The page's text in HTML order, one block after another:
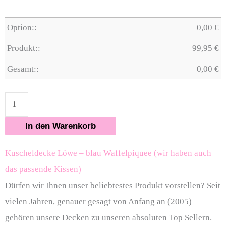
Option:: 0,00 €
Produkt:: 99,95 €
Gesamt:: 0,00 €
In den Warenkorb
Kuscheldecke Löwe – blau Waffelpiquee (wir haben auch
das passende Kissen)
Dürfen wir Ihnen unser beliebtestes Produkt vorstellen? Seit
vielen Jahren, genauer gesagt von Anfang an (2005)
gehören unsere Decken zu unseren absoluten Top Sellern.